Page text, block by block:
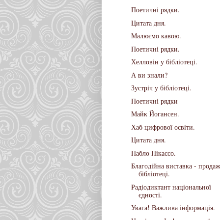
Поетичні рядки.
Цитата дня.
Малюємо кавою.
Поетичні рядки.
Хелловін у бібліотеці.
А ви знали?
Зустріч у бібліотеці.
Поетичні рядки
Майк Йогансен.
Хаб цифрової освіти.
Цитата дня.
Пабло Пікассо.
Благодійна виставка -
бібліотеці.
Радіодиктант національної
єдності.
Увага! Важлива інформація.